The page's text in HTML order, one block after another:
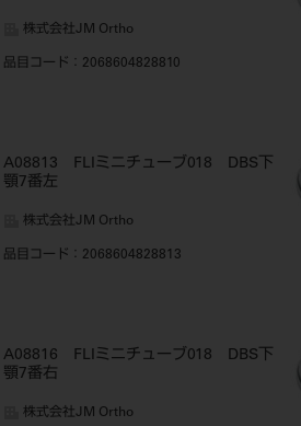
株式会社JM Ortho
品目コード ：2068604828810
A08813 FLIミニチューブ018 DBS下
顎7番左
株式会社JM Ortho
品目コード ：2068604828813
A08816 FLIミニチューブ018 DBS下
顎7番右
株式会社JM Ortho